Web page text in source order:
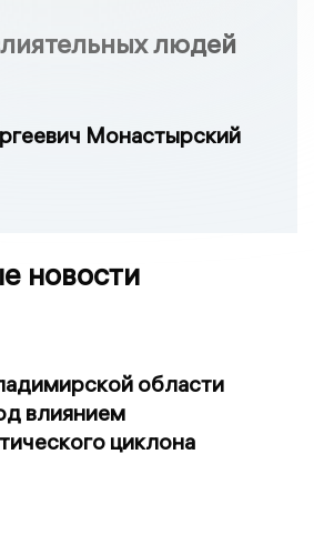
людей
Монастырский
новости
области
влиянием
циклона